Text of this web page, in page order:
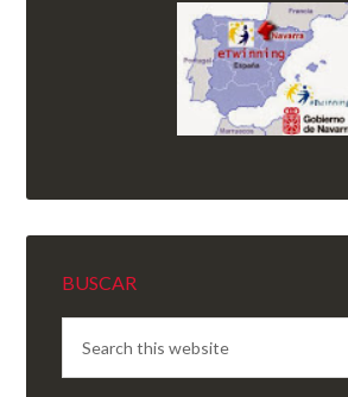
BUSCAR